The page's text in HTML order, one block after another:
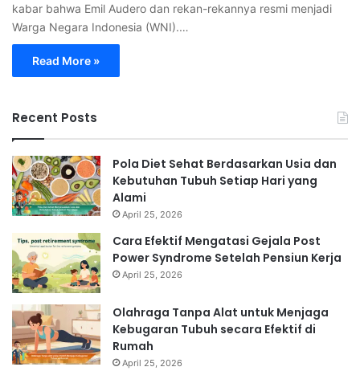
kabar bahwa Emil Audero dan rekan-rekannya resmi menjadi
Warga Negara Indonesia (WNI).…
Read More »
Recent Posts
Pola Diet Sehat Berdasarkan Usia dan
Kebutuhan Tubuh Setiap Hari yang
Alami
April 25, 2026
Cara Efektif Mengatasi Gejala Post
Power Syndrome Setelah Pensiun Kerja
April 25, 2026
Olahraga Tanpa Alat untuk Menjaga
Kebugaran Tubuh secara Efektif di
Rumah
April 25, 2026